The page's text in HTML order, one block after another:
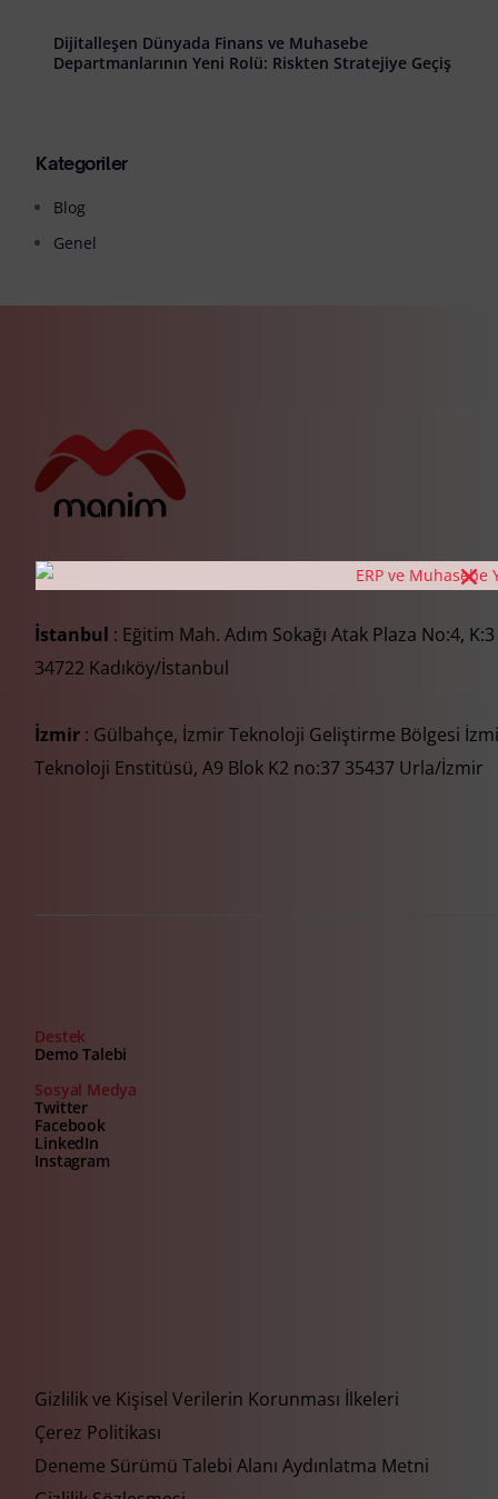
Dijitalleşen Dünyada Finans ve Muhasebe
Departmanlarının Yeni Rolü: Riskten Stratejiye Geçiş
Kategoriler
Blog
Genel
İstanbul : Eğitim Mah. Adım Sokağı Atak Plaza No:4,
34722 Kadıköy/İstanbul
İzmir : Gülbahçe, İzmir Teknoloji Geliştirme Bölgesi
Teknoloji Enstitüsü, A9 Blok K2 no:37 35437 Urla/İzmir
Destek
Demo Talebi
Sosyal Medya
Twitter
Facebook
LinkedIn
Instagram
Gizlilik ve Kişisel Verilerin Korunması İlkeleri
Çerez Politikası
Deneme Sürümü Talebi Alanı Aydınlatma Metni